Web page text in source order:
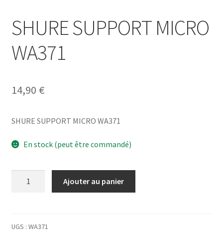
SHURE SUPPORT MICRO
WA371
14,90 €
SHURE SUPPORT MICRO WA371
En stock (peut être commandé)
MICRO
Ajouter au panier
UGS : WA371